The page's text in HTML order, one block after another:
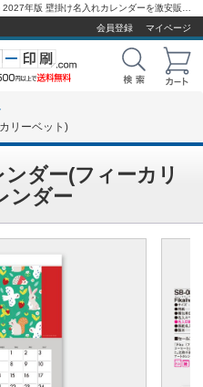
会員登録
マイページ
リーベット)
ダー(フィーカリ
ンダー